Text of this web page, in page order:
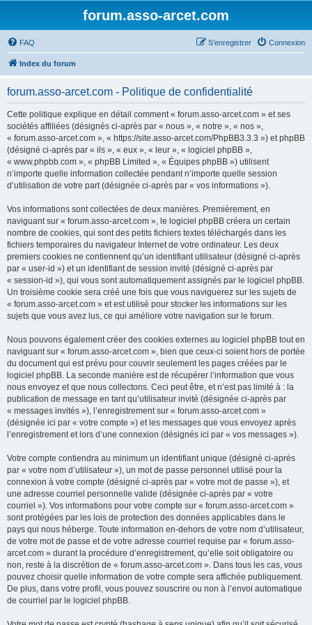
forum.asso-arcet.com
FAQ Connexion
S’enregistrer
Index du forum
forum.asso-arcet.com - Politique de confidentialité
Cette politique explique en détail comment « forum.asso-arcet.com » et ses
sociétés affiliées (désignés ci-après par « nous », « notre », « nos »,
« forum.asso-arcet.com », « https://site.asso-arcet.com/PhpBB3.3.3 ») et phpBB
(désigné ci-après par « ils », « eux », « leur », « logiciel phpBB »,
« www.phpbb.com », « phpBB Limited », « Équipes phpBB ») utilisent
n’importe quelle information collectée pendant n’importe quelle session
d’utilisation de votre part (désignée ci-après par « vos informations »).
Vos informations sont collectées de deux manières. Premièrement, en
naviguant sur « forum.asso-arcet.com », le logiciel phpBB créera un certain
nombre de cookies, qui sont des petits fichiers textes téléchargés dans les
fichiers temporaires du navigateur Internet de votre ordinateur. Les deux
premiers cookies ne contiennent qu’un identifiant utilisateur (désigné ci-après
par « user-id ») et un identifiant de session invité (désigné ci-après par
« session-id »), qui vous sont automatiquement assignés par le logiciel phpBB.
Un troisième cookie sera créé une fois que vous naviguerez sur les sujets de
« forum.asso-arcet.com » et est utilisé pour stocker les informations sur les
sujets que vous avez lus, ce qui améliore votre navigation sur le forum.
Nous pouvons également créer des cookies externes au logiciel phpBB tout en
naviguant sur « forum.asso-arcet.com », bien que ceux-ci soient hors de portée
du document qui est prévu pour couvrir seulement les pages créées par le
logiciel phpBB. La seconde manière est de récupérer l’information que vous
nous envoyez et que nous collectons. Ceci peut être, et n’est pas limité à : la
publication de message en tant qu’utilisateur invité (désignée ci-après par
« messages invités »), l’enregistrement sur « forum.asso-arcet.com »
(désignée ici par « votre compte ») et les messages que vous envoyez après
l’enregistrement et lors d’une connexion (désignés ici par « vos messages »).
Votre compte contiendra au minimum un identifiant unique (désigné ci-après
par « votre nom d’utilisateur »), un mot de passe personnel utilisé pour la
connexion à votre compte (désigné ci-après par « votre mot de passe »), et
une adresse courriel personnelle valide (désignée ci-après par « votre
courriel »). Vos informations pour votre compte sur « forum.asso-arcet.com »
sont protégées par les lois de protection des données applicables dans le
pays qui nous héberge. Toute information en-dehors de votre nom d’utilisateur,
de votre mot de passe et de votre adresse courriel requise par « forum.asso-
arcet.com » durant la procédure d’enregistrement, qu’elle soit obligatoire ou
non, reste à la discrétion de « forum.asso-arcet.com ». Dans tous les cas, vous
pouvez choisir quelle information de votre compte sera affichée publiquement.
De plus, dans votre profil, vous pouvez souscrire ou non à l’envoi automatique
de courriel par le logiciel phpBB.